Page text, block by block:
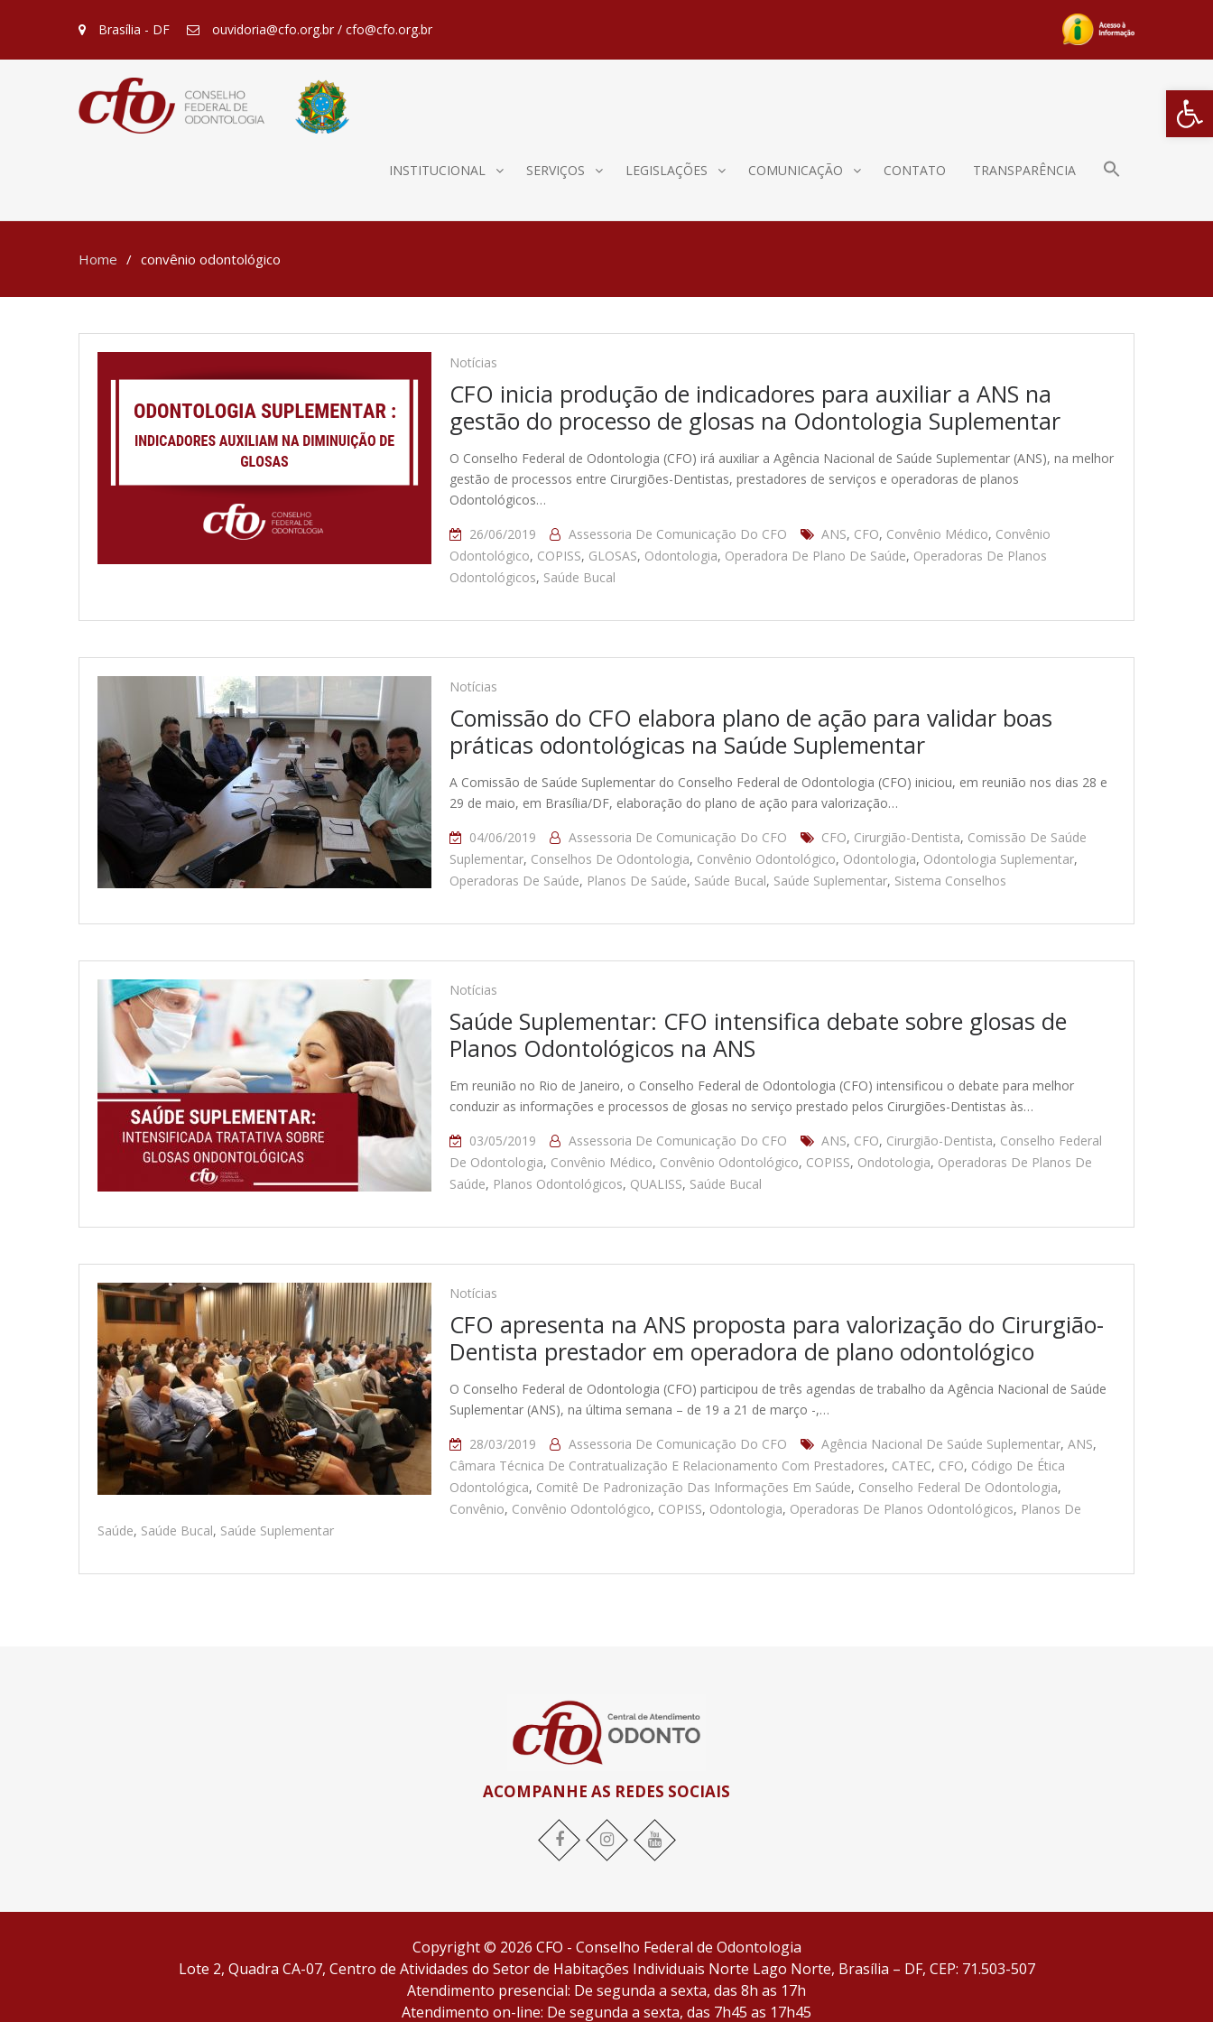
Barra de
Brasília - DF ouvidoria@cfo.org.br / cfo@cfo.org.br
INSTITUCIONAL SERVIÇOS LEGISLAÇÕES COMUNICAÇÃO CONTATO TRANSPARÊNCIA
Home convênio odontológico
Notícias
CFO inicia produção de indicadores para auxiliar a ANS na
gestão do processo de glosas na Odontologia Suplementar
O Conselho Federal de Odontologia (CFO) irá auxiliar a Agência Nacional de Saúde Suplementar (ANS), na melhor
gestão de processos entre Cirurgiões-Dentistas, prestadores de serviços e operadoras de planos
Odontológicos…
26/06/2019
Assessoria De Comunicação Do CFO ANS, CFO, Convênio Médico, Convênio
Odontológico, COPISS, GLOSAS, Odontologia, Operadora De Plano De Saúde, Operadoras De Planos
Odontológicos, Saúde Bucal
Notícias
Comissão do CFO elabora plano de ação para validar boas
práticas odontológicas na Saúde Suplementar
A Comissão de Saúde Suplementar do Conselho Federal de Odontologia (CFO) iniciou, em reunião nos dias 28 e
29 de maio, em Brasília/DF, elaboração do plano de ação para valorização…
04/06/2019
Assessoria De Comunicação Do CFO CFO, Cirurgião-Dentista, Comissão De Saúde
Suplementar, Conselhos De Odontologia, Convênio Odontológico, Odontologia, Odontologia Suplementar,
Operadoras De Saúde, Planos De Saúde, Saúde Bucal, Saúde Suplementar, Sistema Conselhos
Notícias
Saúde Suplementar: CFO intensifica debate sobre glosas de
Planos Odontológicos na ANS
Em reunião no Rio de Janeiro, o Conselho Federal de Odontologia (CFO) intensificou o debate para melhor
conduzir as informações e processos de glosas no serviço prestado pelos Cirurgiões-Dentistas às…
03/05/2019
Assessoria De Comunicação Do CFO ANS, CFO, Cirurgião-Dentista, Conselho Federal
De Odontologia, Convênio Médico, Convênio Odontológico, COPISS, Ondotologia, Operadoras De Planos De
Saúde, Planos Odontológicos, QUALISS, Saúde Bucal
Notícias
CFO apresenta na ANS proposta para valorização do Cirurgião-
Dentista prestador em operadora de plano odontológico
O Conselho Federal de Odontologia (CFO) participou de três agendas de trabalho da Agência Nacional de Saúde
Suplementar (ANS), na última semana – de 19 a 21 de março -,…
28/03/2019
Assessoria De Comunicação Do CFO Agência Nacional De Saúde Suplementar, ANS,
Câmara Técnica De Contratualização E Relacionamento Com Prestadores, CATEC, CFO, Código De Ética
Odontológica, Comitê De Padronização Das Informações Em Saúde, Conselho Federal De Odontologia,
Convênio, Convênio Odontológico, COPISS, Odontologia, Operadoras De Planos Odontológicos, Planos De
Saúde, Saúde Bucal, Saúde Suplementar
ACOMPANHE AS REDES SOCIAIS
Facebook Instagram YouTube
Copyright © 2026 CFO - Conselho Federal de Odontologia
Lote 2, Quadra CA-07, Centro de Atividades do Setor de Habitações Individuais Norte Lago Norte, Brasília – DF, CEP: 71.503-507
Atendimento presencial: De segunda a sexta, das 8h as 17h
Atendimento on-line: De segunda a sexta, das 7h45 as 17h45